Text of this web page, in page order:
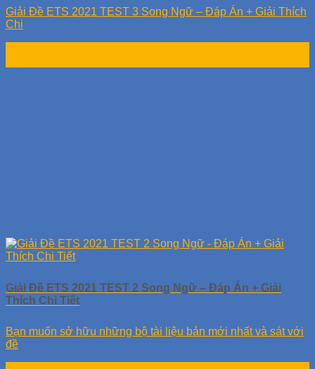
Giải Đề ETS 2021 TEST 3 Song Ngữ – Đáp Án + Giải Thích
Chi
Giải Đề ETS 2021 TEST 2 Song Ngữ – Đáp Án + Giải
Thích Chi Tiết
Bạn muốn sở hữu những bộ tài liệu bản mới nhất và sát với
đề